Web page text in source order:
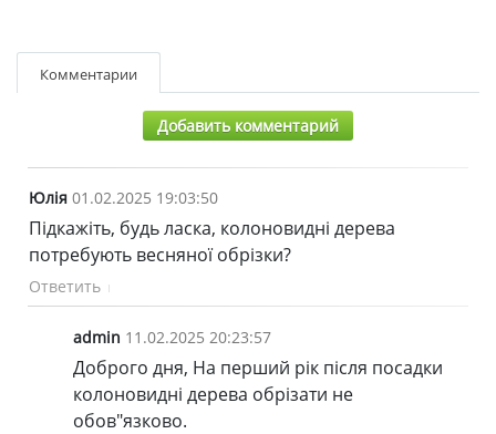
Комментарии
Добавить комментарий
Юлія 01.02.2025 19:03:50
Підкажіть, будь ласка, колоновидні дерева
потребують весняної обрізки?
Ответить
admin 11.02.2025 20:23:57
Доброго дня, На перший рік після посадки
колоновидні дерева обрізати не
обов"язково.